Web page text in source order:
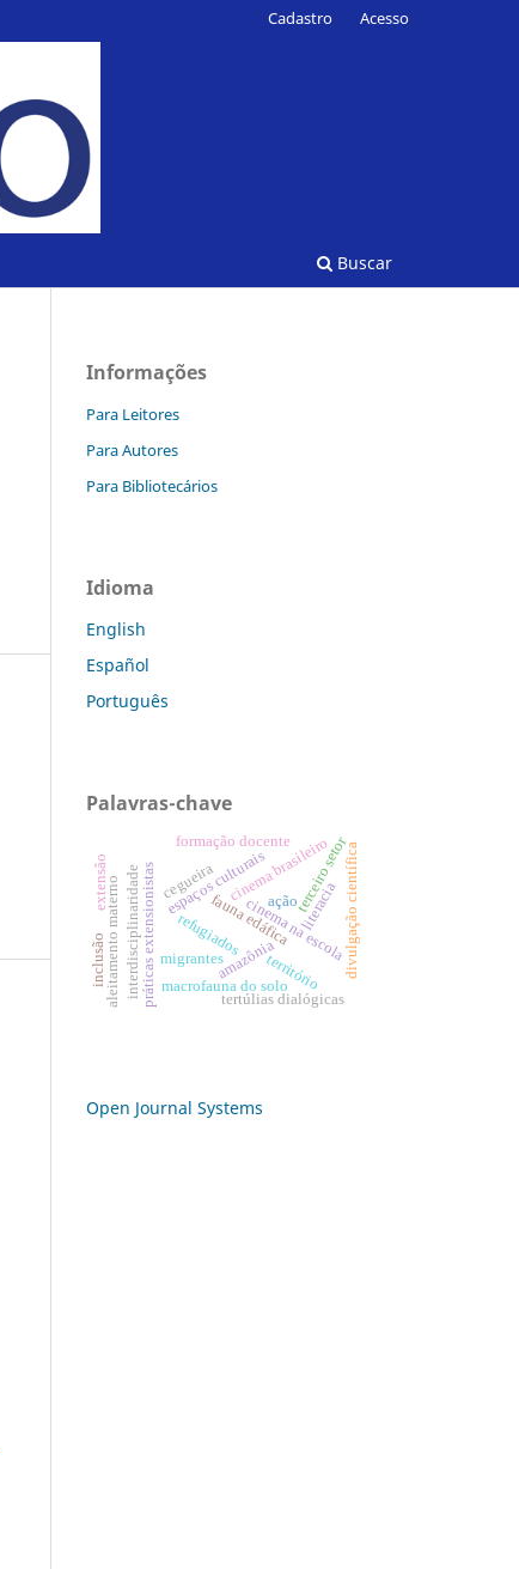
Buscar
Cadastro Acesso
Informações
Para Leitores
Para Autores
Para Bibliotecários
Idioma
English
Español
Português
Palavras-chave
espaços culturais
práticas extensionistas amazônia
macrofauna do solo
fauna edáfica
cinema na escola
cinema brasileiro
formação docente terceiro setor
interdisciplinaridade território
aleitamento materno refugiados
migrantes
cegueira literacia
ação
inclusão
extensão
tertúlias dialógicas
divulgação científica
Open Journal Systems